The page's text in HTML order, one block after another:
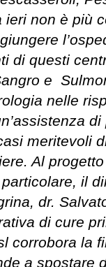
non è più
di questi
e
nelle
meritevoli
Al
il
dr.
di cure
corrobora la
a spostare